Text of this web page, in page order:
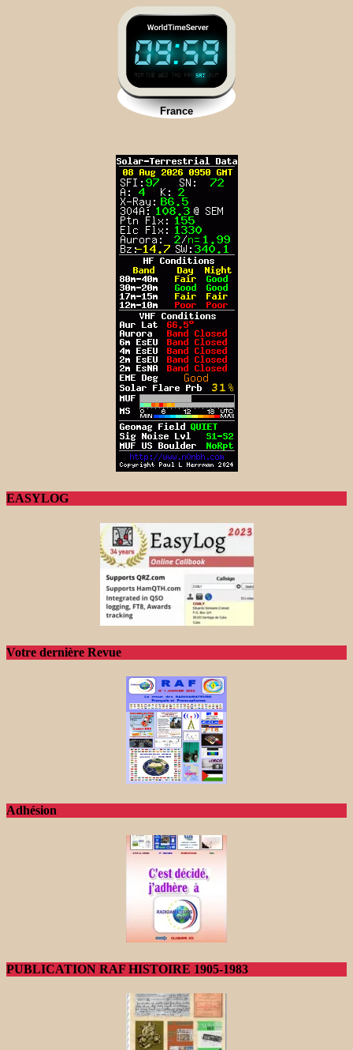
EASYLOG
Votre dernière Revue
Adhésion
PUBLICATION RAF HISTOIRE 1905-1983